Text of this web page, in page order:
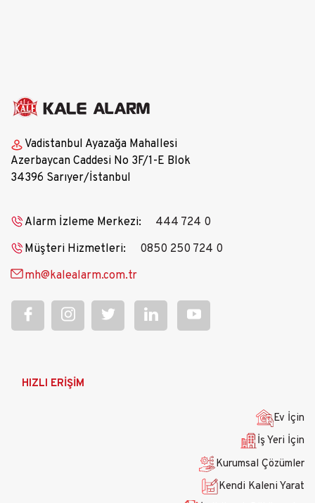
Vadistanbul Ayazağa Mahallesi
Azerbaycan Caddesi No 3F/1-E Blok
34396 Sarıyer/İstanbul
Alarm İzleme Merkezi:
444 724 0
Müşteri Hizmetleri:
0850 250 724 0
mh@kalealarm.com.tr
AnaHIZLI ERİŞİM
Ev İçin
İş Yeri İçin
Kurumsal Çözümler
Kendi Kaleni Yarat